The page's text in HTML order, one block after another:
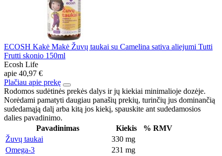
ECOSH Kakė Makė Žuvų taukai su Camelina sativa aliejumi Tutti
Frutti skonio 150ml
Ecosh Life
apie 40,97 €
Plačiau apie prekę
Rodomos sudėtinės prekės dalys ir jų kiekiai minimalioje dozėje.
Norėdami pamatyti daugiau panašių prekių, turinčių jus dominančią
sudedamąją dalį arba kitą jos kiekį, spauskite ant sudedamosios
dalies pavadinimo.
Pavadinimas
Kiekis
% RMV
Žuvų taukai
330 mg
Omega-3
231 mg